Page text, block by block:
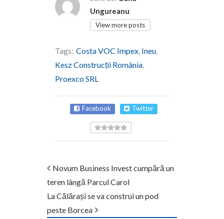
Ungureanu
View more posts
Tags: Costa VOC Impex, Ineu,
Kesz Construcții România,
Proexco SRL
Facebook Twitter
Novum Business Invest cumpără un
teren lângă Parcul Carol
La Călărași se va construi un pod
peste Borcea